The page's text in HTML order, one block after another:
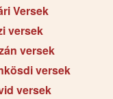
Versek
versek
versek
versek
versek